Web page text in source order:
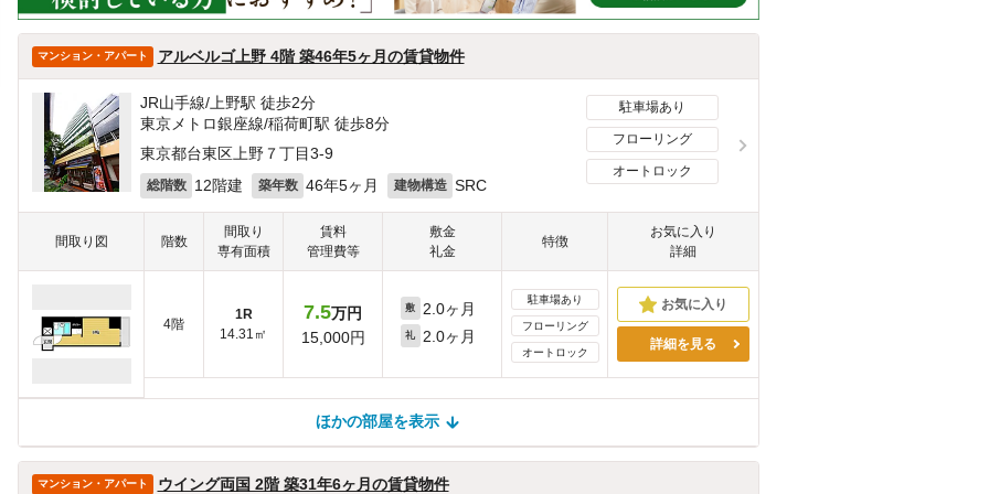
マンション・アパート アルベルゴ上野 4階 築46年5ヶ月の賃貸物件
JR山手線/上野駅 徒歩2分
東京メトロ銀座線/稲荷町駅 徒歩8分
東京都台東区上野７丁目3-9
総階数 12階建 築年数 46年5ヶ月 建物構造 SRC
駐車場あり
フローリング
オートロック
間取り図 階数
間取り
専有面積
賃料
管理費等
敷金
礼金
特徴
お気に入り
詳細
4階
1R
14.31㎡
7.5万円
15,000円
敷 2.0ヶ月
礼 2.0ヶ月
駐車場あり
フローリング
オートロック
詳細を見る
ほかの部屋を表示
ほかの部屋は見つかりませんでした
マンション・アパート ウイング両国 2階 築31年6ヶ月の賃貸物件